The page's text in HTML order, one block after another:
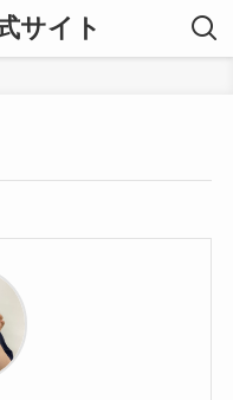
サイト